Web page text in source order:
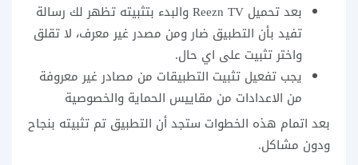
بعد تحميل Reezn TV والبدء بتثبيته تظهر لك رسالة
تفيد بأن التطبيق ضار ومن مصدر غير معرف، لا تقلق
واختر تثبيت على اي حال.
يجب تفعيل تثبيت التطبيقات من مصادر غير معروفة
من الاعدادات من مقاييس الحماية والخصوصية
بعد اتمام هذه الخطوات ستجد أن التطبيق تم تثبيته بنجاح
ودون مشاكل.